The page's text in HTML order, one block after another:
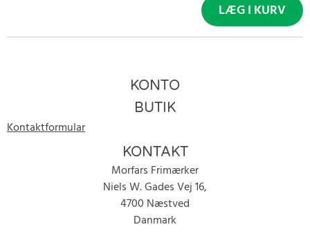
LÆG I KURV
KONTO
BUTIK
Kontaktformular
KONTAKT
Morfars Frimærker
Niels W. Gades Vej 16,
4700 Næstved
Danmark